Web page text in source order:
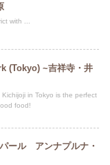
with ...
(Tokyo) ~吉祥寺・井
in Tokyo is the perfect
food!
ール アンナプルナ・